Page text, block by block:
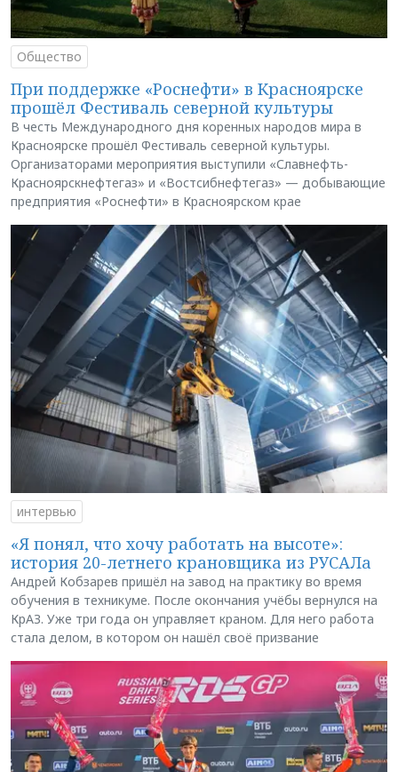
Общество
При поддержке «Роснефти» в Красноярске
прошёл Фестиваль северной культуры
В честь Международного дня коренных народов мира в
Красноярске прошёл Фестиваль северной культуры.
Организаторами мероприятия выступили «Славнефть-
Красноярскнефтегаз» и «Востсибнефтегаз» — добывающие
предприятия «Роснефти» в Красноярском крае
интервью
«Я понял, что хочу работать на высоте»:
история 20-летнего крановщика из РУСАЛа
Андрей Кобзарев пришёл на завод на практику во время
обучения в техникуме. После окончания учёбы вернулся на
КрАЗ. Уже три года он управляет краном. Для него работа
стала делом, в котором он нашёл своё призвание